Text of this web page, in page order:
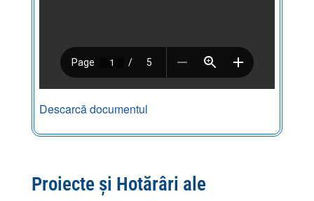
Descarcă documentul
Proiecte și Hotărâri ale